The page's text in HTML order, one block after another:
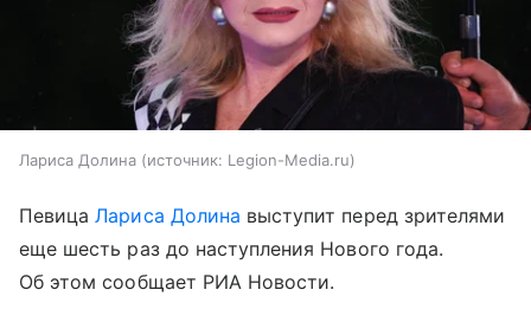
Лариса Долина источник: Legion-Media.ru
ПевицаЛариса Долина выступит перед зрителями
еще шесть раз до наступления Нового года.
Об этом сообщает РИА Новости.